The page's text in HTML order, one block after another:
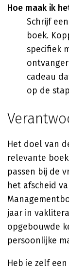
Hoe maak ik
Schrijf
boek.
specifiek
cadeau
op de
Het doel van
relevante
passen bij de
het afscheid
jaar in
opgebouwde
persoonlijke
Heb je zelf